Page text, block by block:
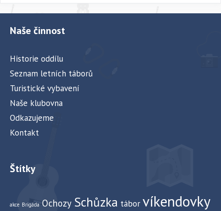
Naše činnost
Historie oddílu
Seznam letních táborů
Turistické vybavení
Naše klubovna
Odkazujeme
Kontakt
Štítky
akce Brigáda Ochozy Schůzka tábor víkendovky